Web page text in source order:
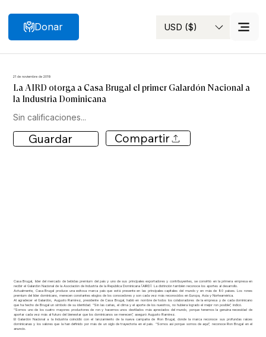
Buscar USD ($)
Donar
21 de noviembre de 2019
La AIRD otorga a Casa Brugal el primer Galardón Nacional a
la Industria Dominicana
Sin calificaciones...
Guardar Compartir
Casa Brugal, líder del mercado de bebidas premium del país y uno de sus principales exportadores y contribuyentes, se convirtió en la primera empresa en
recibir el Galardón Nacional de la Asociación de Industria de la República Dominicana (AIRD). La distinción también reconoce los aportes al desarrollo.
Actualmente, Casa Brugal produce una exitosa marca país que está presente en las principales capitales del mundo y en más de 80 países. Los rones
premium del líder dominicano, merecen constantes elogios de los conocedores y son cada vez más reconocidos en Europa, Asia y Norteamérica.
Al agradecer el Galardón, Augusto Ramírez, presidente de Casa Brugal, habló en nombre de todos los colaboradores de la empresa y de cada dominicano
que ha hecho de Brugal un símbolo de su identidad. “Sin las cañas, el clima y el aporte de los nuestros, no hubiera logrado el mejor ron posible”, indicó.
“Somos uno de los cuatro mayores productores de ron y hacemos unos destilados más apreciados del mundo, porque tenemos la genuina necesidad de
aportar cada vez más al futuro del bienestar que los dominicanos se merecen”, aseguró Augusto Ramírez.
El Galardón Nacional a la Industria coincidió con el lanzamiento de la nueva campaña de Ron Brugal, donde la marca reconoce sus profundas raíces
dominicanas y los valores que la han definido por más de un siglo de trayectoria en el país. “Somos así porque somos de aquí”, reconoce Ron Brugal en el
anuncio.